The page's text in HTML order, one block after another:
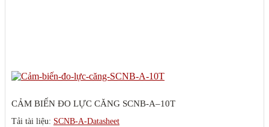
CẢM BIẾN ĐO LỰC CĂNG SCNB-A–10T
Tải tài liệu: SCNB-A-Datasheet